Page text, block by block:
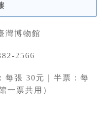
灣博物館
2566
每張 30元｜半票：每
一票共用）